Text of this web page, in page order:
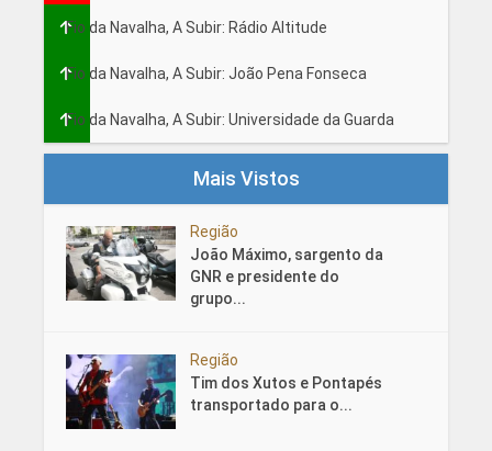
Fio da Navalha, A Subir: Rádio Altitude
Fio da Navalha, A Subir: João Pena Fonseca
Fio da Navalha, A Subir: Universidade da Guarda
Mais Vistos
Região
João Máximo, sargento da
GNR e presidente do
grupo...
Região
Tim dos Xutos e Pontapés
transportado para o...